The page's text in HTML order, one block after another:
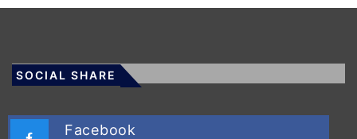
SOCIAL SHARE
Facebook